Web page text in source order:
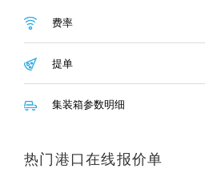
费率
提单
集装箱参数明细
热门港口在线报价单